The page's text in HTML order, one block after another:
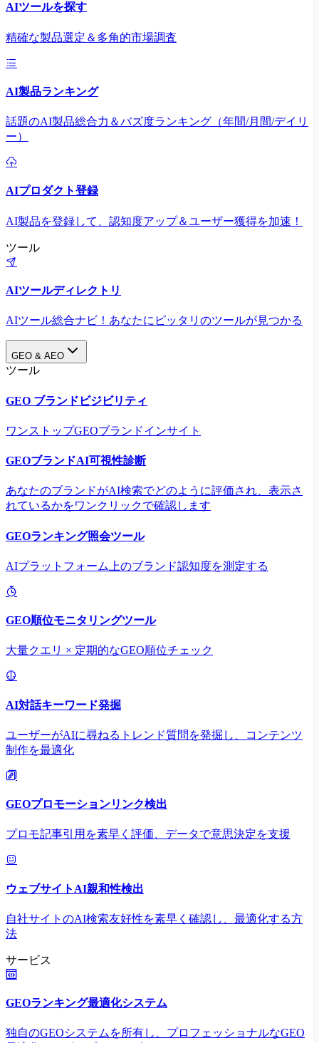
AIツールを探す
精確な製品選定＆多角的市場調査
AI製品ランキング
話題のAI製品総合力＆バズ度ランキング（年間/月間/デイリ
ー）
AIプロダクト登録
AI製品を登録して、認知度アップ＆ユーザー獲得を加速！
ツール
AIツールディレクトリ
AIツール総合ナビ！あなたにピッタリのツールが見つかる
GEO & AEO
ツール
GEO ブランドビジビリティ
ワンストップGEOブランドインサイト
GEOブランドAI可視性診断
あなたのブランドがAI検索でどのように評価され、表示さ
れているかをワンクリックで確認します
GEOランキング照会ツール
AIプラットフォーム上のブランド認知度を測定する
GEO順位モニタリングツール
大量クエリ × 定期的なGEO順位チェック
AI対話キーワード発掘
ユーザーがAIに尋ねるトレンド質問を発掘し、コンテンツ
制作を最適化
GEOプロモーションリンク検出
プロモ記事引用を素早く評価、データで意思決定を支援
ウェブサイトAI親和性検出
自社サイトのAI検索友好性を素早く確認し、最適化する方
法
サービス
GEOランキング最適化システム
独自のGEOシステムを所有し、プロフェッショナルなGEO